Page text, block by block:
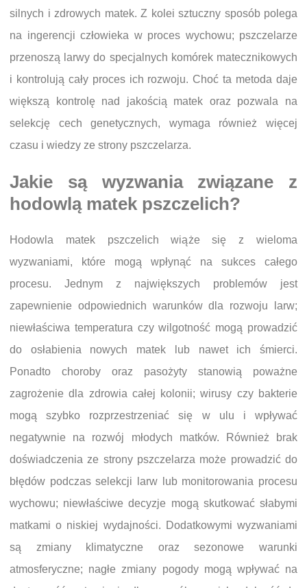
silnych i zdrowych matek. Z kolei sztuczny sposób polega
na ingerencji człowieka w proces wychowu; pszczelarze
przenoszą larwy do specjalnych komórek matecznikowych
i kontrolują cały proces ich rozwoju. Choć ta metoda daje
większą kontrolę nad jakością matek oraz pozwala na
selekcję cech genetycznych, wymaga również więcej
czasu i wiedzy ze strony pszczelarza.
Jakie są wyzwania związane z
hodowlą matek pszczelich?
Hodowla matek pszczelich wiąże się z wieloma
wyzwaniami, które mogą wpłynąć na sukces całego
procesu. Jednym z największych problemów jest
zapewnienie odpowiednich warunków dla rozwoju larw;
niewłaściwa temperatura czy wilgotność mogą prowadzić
do osłabienia nowych matek lub nawet ich śmierci.
Ponadto choroby oraz pasożyty stanowią poważne
zagrożenie dla zdrowia całej kolonii; wirusy czy bakterie
mogą szybko rozprzestrzeniać się w ulu i wpływać
negatywnie na rozwój młodych matków. Również brak
doświadczenia ze strony pszczelarza może prowadzić do
błędów podczas selekcji larw lub monitorowania procesu
wychowu; niewłaściwe decyzje mogą skutkować słabymi
matkami o niskiej wydajności. Dodatkowymi wyzwaniami
są zmiany klimatyczne oraz sezonowe warunki
atmosferyczne; nagłe zmiany pogody mogą wpływać na